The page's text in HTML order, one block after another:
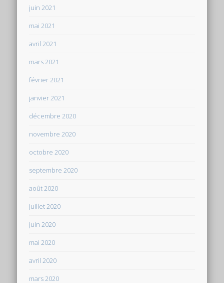
juin 2021
mai 2021
avril 2021
mars 2021
février 2021
janvier 2021
décembre 2020
novembre 2020
octobre 2020
septembre 2020
août 2020
juillet 2020
juin 2020
mai 2020
avril 2020
mars 2020